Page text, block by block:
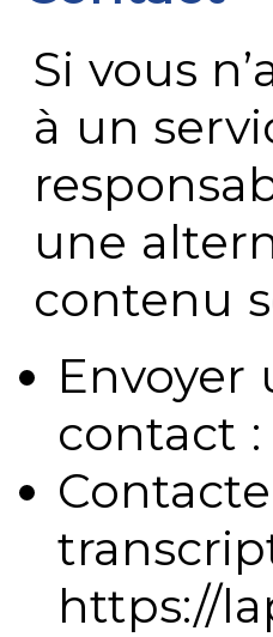
Si vous
à un
une
contenu
contact
https://